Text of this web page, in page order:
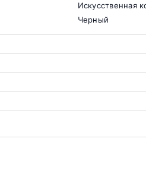
Искусственная
Черный